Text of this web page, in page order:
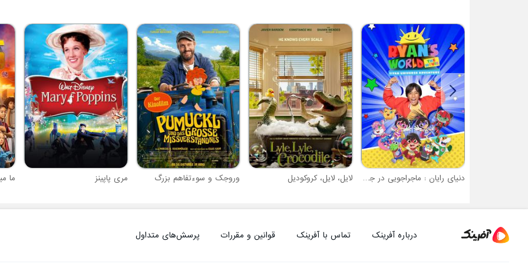
دنیای رایان : ماجراجویی در جهان تایتان لایل، لایل، کروکودیل وروجک و سوءتفاهم بزرگ مری پاپینز ما
درباره آفرینک تماس با آفرینک قوانین و مقررات پرسش‌های متداول